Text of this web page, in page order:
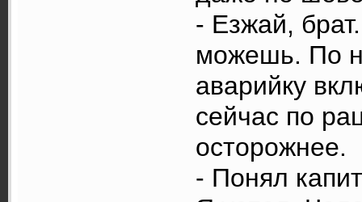
- Езжай,
можешь. По
аварийку
сейчас по
осторожнее.
- Понял